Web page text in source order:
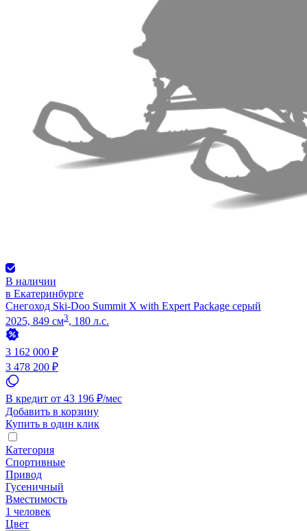
В наличии
в Екатеринбурге
Снегоход Ski-Doo Summit X with Expert Package серый
2025, 849 см3, 180 л.с.
3 162 000 ₽
3 478 200 ₽
В кредит от 43 196 ₽/мес
Добавить в корзину
Купить в один клик
Категория
Спортивные
Привод
Гусеничный
Вместимость
1 человек
Цвет